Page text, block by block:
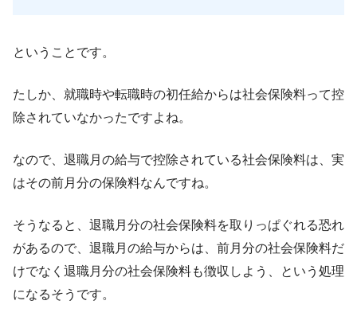
ということです。
たしか、就職時や転職時の初任給からは社会保険料って控
除されていなかったですよね。
なので、退職月の給与で控除されている社会保険料は、実
はその前月分の保険料なんですね。
そうなると、退職月分の社会保険料を取りっぱぐれる恐れ
があるので、退職月の給与からは、前月分の社会保険料だ
けでなく退職月分の社会保険料も徴収しよう、という処理
になるそうです。